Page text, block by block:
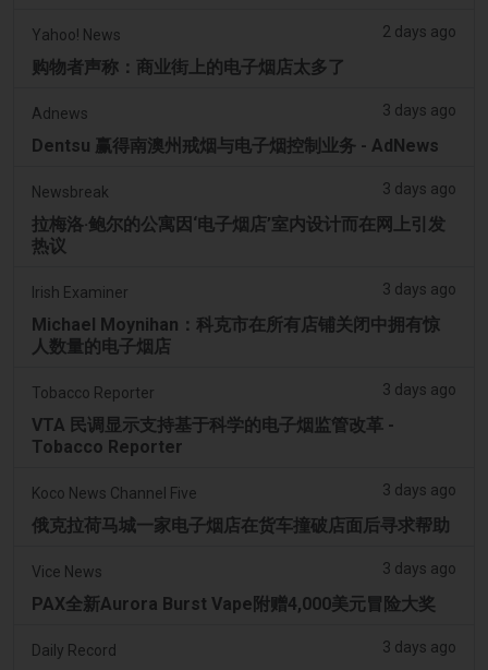
Yahoo! News 2 days ago
购物者声称：商业街上的电子烟店太多了
Adnews 3 days ago
Dentsu 赢得南澳州戒烟与电子烟控制业务 - AdNews
Newsbreak 3 days ago
拉梅洛·鲍尔的公寓因‘电子烟店’室内设计而在网上引发
热议
Irish Examiner 3 days ago
Michael Moynihan：科克市在所有店铺关闭中拥有惊
人数量的电子烟店
Tobacco Reporter 3 days ago
VTA 民调显示支持基于科学的电子烟监管改革 -
Tobacco Reporter
Koco News Channel Five 3 days ago
俄克拉荷马城一家电子烟店在货车撞破店面后寻求帮助
Vice News 3 days ago
PAX全新Aurora Burst Vape附赠4,000美元冒险大奖
Daily Record 3 days ago